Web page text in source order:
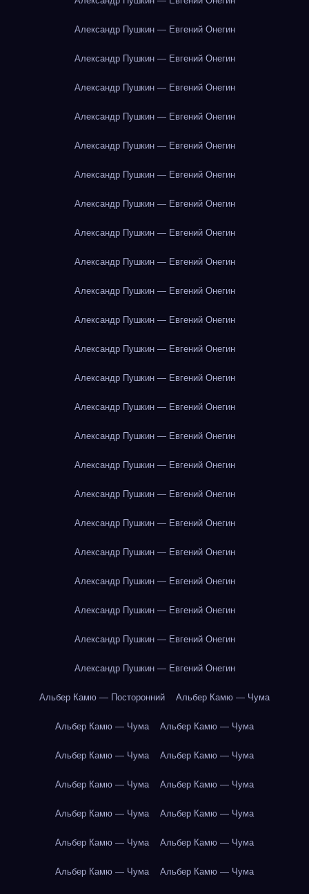
Александр Пушкин — Евгений Онегин
Александр Пушкин — Евгений Онегин
Александр Пушкин — Евгений Онегин
Александр Пушкин — Евгений Онегин
Александр Пушкин — Евгений Онегин
Александр Пушкин — Евгений Онегин
Александр Пушкин — Евгений Онегин
Александр Пушкин — Евгений Онегин
Александр Пушкин — Евгений Онегин
Александр Пушкин — Евгений Онегин
Александр Пушкин — Евгений Онегин
Александр Пушкин — Евгений Онегин
Александр Пушкин — Евгений Онегин
Александр Пушкин — Евгений Онегин
Александр Пушкин — Евгений Онегин
Александр Пушкин — Евгений Онегин
Александр Пушкин — Евгений Онегин
Александр Пушкин — Евгений Онегин
Александр Пушкин — Евгений Онегин
Александр Пушкин — Евгений Онегин
Александр Пушкин — Евгений Онегин
Александр Пушкин — Евгений Онегин
Александр Пушкин — Евгений Онегин
Альбер Камю — Посторонний Альбер Камю — Чума
Альбер Камю — Чума Альбер Камю — Чума
Альбер Камю — Чума Альбер Камю — Чума
Альбер Камю — Чума Альбер Камю — Чума
Альбер Камю — Чума Альбер Камю — Чума
Альбер Камю — Чума Альбер Камю — Чума
Альбер Камю — Чума Альбер Камю — Чума